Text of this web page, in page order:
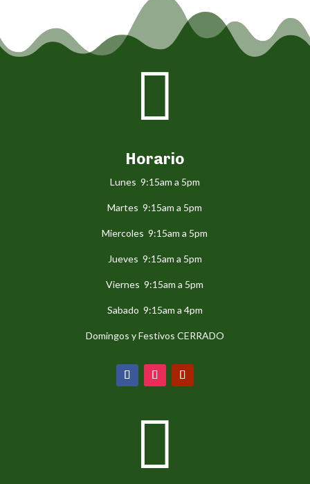

Horario
Lunes 9:15am a 5pm
Martes 9:15am a 5pm
Miercoles 9:15am a 5pm
Jueves 9:15am a 5pm
Viernes 9:15am a 5pm
Sabado 9:15am a 4pm
Domingos y Festivos CERRADO
